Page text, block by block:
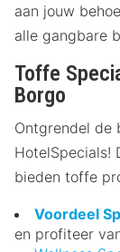
aan jouw
alle gangbare
Toffe
Borgo
Ontgrendel de
HotelSpecials!
bieden toffe
Voordeel
en profiteer